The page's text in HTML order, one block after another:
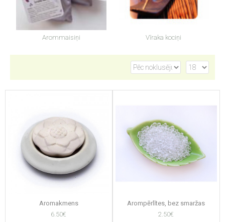
Arommaisiņi Vīraka kociņi
Aromakmens
6.50€
Arompērlītes, bez smaržas
2.50€